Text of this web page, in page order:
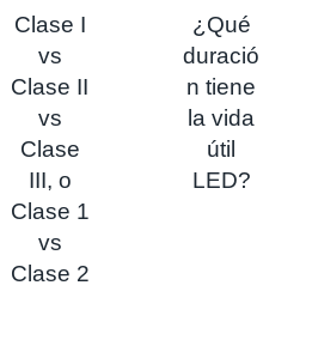
Clase I
vs
Clase II
vs
Clase
III, o
Clase 1
vs
Clase 2
¿Qué
duració
n tiene
la vida
útil
LED?